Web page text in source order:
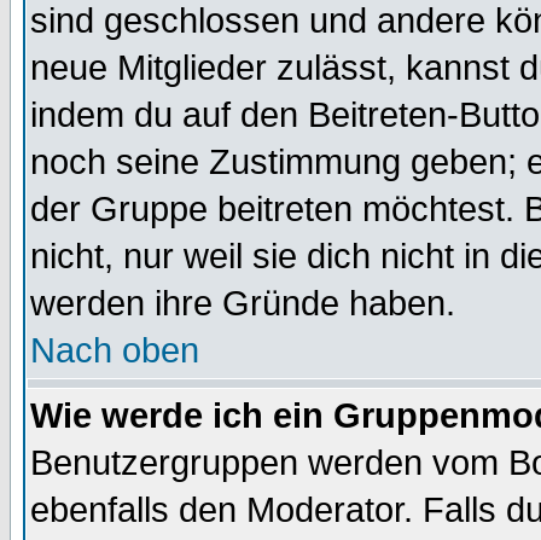
sind geschlossen und andere
neue Mitglieder zulässt, kannst
indem du auf den Beitreten-
noch seine Zustimmung geben;
der Gruppe beitreten möchtest.
nicht, nur weil sie dich nicht in
werden ihre Gründe haben.
Nach oben
Wie werde ich ein
Benutzergruppen werden vom
ebenfalls den Moderator. Falls